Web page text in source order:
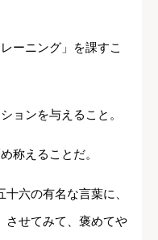
ーニング」を課すこ
ョンを与えること。
称えることだ。
六の有名な言葉に、
させてみて、褒めてや